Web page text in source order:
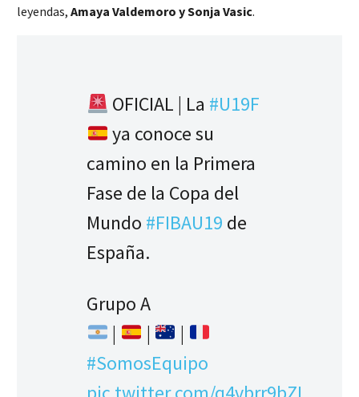
leyendas, Amaya Valdemoro y Sonja Vasic.
OFICIAL | La #U19F
ya conoce su
camino en la Primera
Fase de la Copa del
Mundo #FIBAU19 de
España.
Grupo A
|
|
|
#SomosEquipo